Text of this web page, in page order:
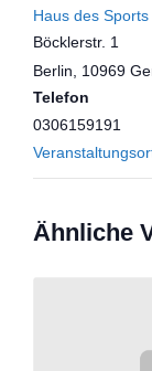
Haus des Sports
Böcklerstr. 1
Berlin
10969
Telefon
0306159191
Ähnliche